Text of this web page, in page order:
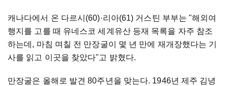
캐나다에서 온 다르시(60)·리아(61) 거스틴 부부는 "해외여
행지를 고를 때 유네스코 세계유산 등재 목록을 자주 참조
하는데, 마침 며칠 전 만장굴이 몇 년 만에 재개장했다는 기
사를 읽고 이곳을 찾았다"고 밝혔다.
만장굴은 올해로 발견 80주년을 맞는다. 1946년 제주 김녕